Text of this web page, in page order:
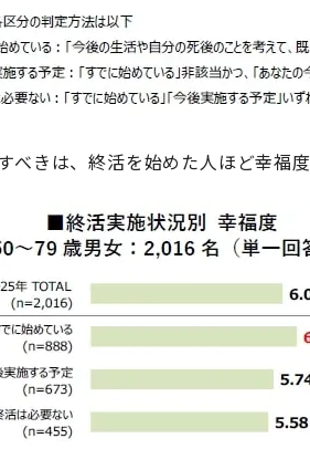
べきは、終活を始めた人ほど幸福